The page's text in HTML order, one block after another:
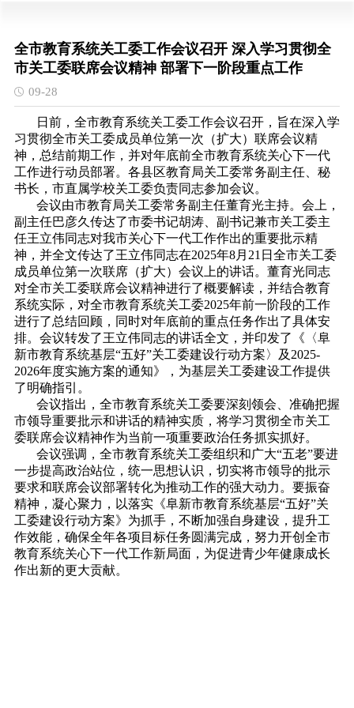
全市教育系统关工委工作会议召开 深入学习贯彻全
市关工委联席会议精神 部署下一阶段重点工作
09-28
日前，全市教育系统关工委工作会议召开，旨在深入学
习贯彻全市关工委成员单位第一次（扩大）联席会议精
神，总结前期工作，并对年底前全市教育系统关心下一代
工作进行动员部署。各县区教育局关工委常务副主任、秘
书长，市直属学校关工委负责同志参加会议。
会议由市教育局关工委常务副主任董育光主持。会上，
副主任巴彦久传达了市委书记胡涛、副书记兼市关工委主
任王立伟同志对我市关心下一代工作作出的重要批示精
神，并全文传达了王立伟同志在2025年8月21日全市关工委
成员单位第一次联席（扩大）会议上的讲话。董育光同志
对全市关工委联席会议精神进行了概要解读，并结合教育
系统实际，对全市教育系统关工委2025年前一阶段的工作
进行了总结回顾，同时对年底前的重点任务作出了具体安
排。会议转发了王立伟同志的讲话全文，并印发了《〈阜
新市教育系统基层“五好”关工委建设行动方案〉及2025-
2026年度实施方案的通知》，为基层关工委建设工作提供
了明确指引。
会议指出，全市教育系统关工委要深刻领会、准确把握
市领导重要批示和讲话的精神实质，将学习贯彻全市关工
委联席会议精神作为当前一项重要政治任务抓实抓好。
会议强调，全市教育系统关工委组织和广大“五老”要进
一步提高政治站位，统一思想认识，切实将市领导的批示
要求和联席会议部署转化为推动工作的强大动力。要振奋
精神，凝心聚力，以落实《阜新市教育系统基层“五好”关
工委建设行动方案》为抓手，不断加强自身建设，提升工
作效能，确保全年各项目标任务圆满完成，努力开创全市
教育系统关心下一代工作新局面，为促进青少年健康成长
作出新的更大贡献。